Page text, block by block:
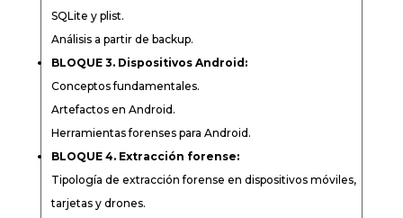
SQLite y plist.
Análisis a partir de backup.
BLOQUE 3. Dispositivos Android:
Conceptos fundamentales.
Artefactos en Android.
Herramientas forenses para Android.
BLOQUE 4. Extracción forense:
Tipología de extracción forense en dispositivos móviles,
tarjetas y drones.